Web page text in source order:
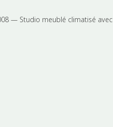
— Studio meublé climatisé avec